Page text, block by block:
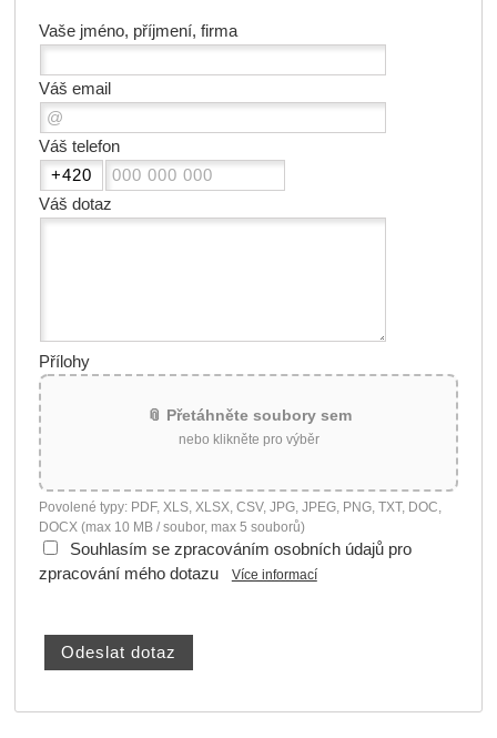
Vaše jméno, příjmení, firma
Váš email
Váš telefon
Váš dotaz
Přílohy
📎 Přetáhněte soubory sem
nebo klikněte pro výběr
Povolené typy: PDF, XLS, XLSX, CSV, JPG, JPEG, PNG, TXT, DOC,
DOCX (max 10 MB / soubor, max 5 souborů)
Souhlasím se zpracováním osobních údajů pro
zpracování mého dotazu
Více informací